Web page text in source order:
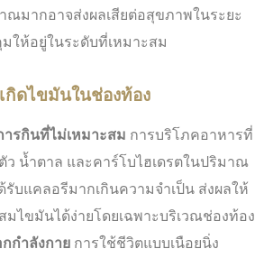
มากอาจส่งผลเสียต่อสุขภาพในระยะ
ให้อยู่ในระดับที่เหมาะสม
กิดไขมันในช่องท้อง
รกินที่ไม่เหมาะสม การบริโภคอาหารที่
น้ำตาล และคาร์โบไฮเดรตในปริมาณ
รับแคลอรีมากเกินความจำเป็น ส่งผลให้
มไขมันได้ง่ายโดยเฉพาะบริเวณช่องท้อง
กำลังกาย การใช้ชีวิตแบบเนือยนิ่ง